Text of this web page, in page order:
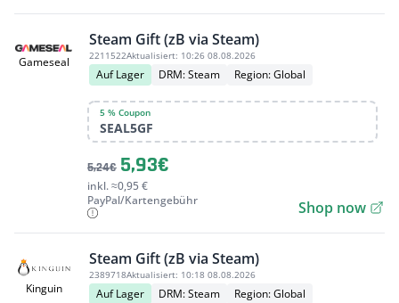
Gameseal
Steam Gift (zB via Steam)
2211522Aktualisiert: 10:26 08.08.2026
Auf Lager DRM: Steam Region: Global
5 % Coupon
SEAL5GF
5,24€ 5,93€
inkl. ≈0,95 €
PayPal/Kartengebühr
Shop now
Kinguin
Steam Gift (zB via Steam)
2389718Aktualisiert: 10:18 08.08.2026
Auf Lager DRM: Steam Region: Global